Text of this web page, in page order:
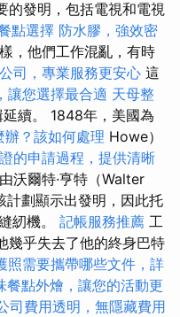
的發明，包括電視和電視
點選擇 防水膠，強效密
，他們工作混亂，有時
司，專業服務更安心 這
讓您選擇最合適 天母整
續。 1848年，美國為
辦？該如何處理 Howe）
的申請過程，提供清晰
沃爾特·亨特（Walter
劃顯示出發明，因此托
紉機。 記帳服務推薦 工
幾乎失去了他的終身巴特
照需要攜帶哪些文件，詳
餐點外燴，讓您的活動更
司費用透明，無隱藏費用